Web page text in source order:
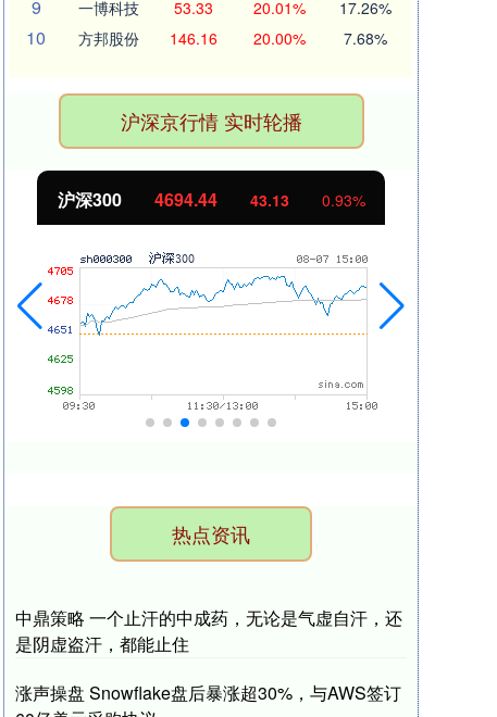
9 一博科技 53.33 20.01% 17.26%
10 方邦股份 146.16 20.00% 7.68%
沪深京行情 实时轮播
北证50 1134.24 11.37 1.01%
热点资讯
中鼎策略 一个止汗的中成药，无论是气虚自汗，还
是阴虚盗汗，都能止住
涨声操盘 Snowflake盘后暴涨超30%，与AWS签订